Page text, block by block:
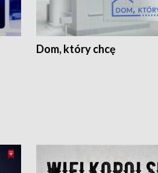
Dom, który chcę